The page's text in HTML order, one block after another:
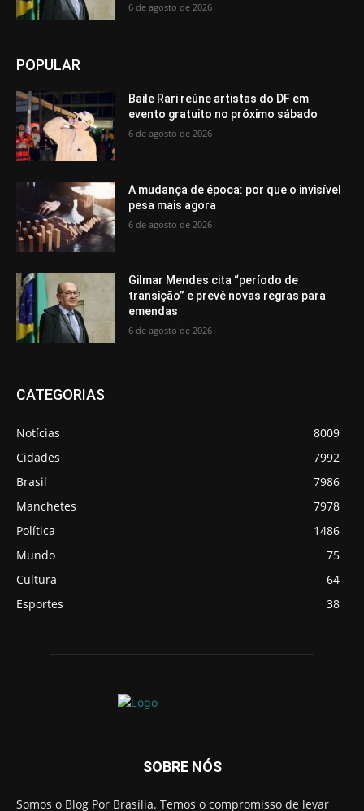
6 de agosto de 2026
POPULAR
Baile Rari reúne artistas do DF em
evento gratuito no próximo sábado
6 de agosto de 2026
A mudança de época: por que o invisível
pesa mais agora
6 de agosto de 2026
Gilmar Mendes cita “período de
transição” e prevê novas regras para
emendas
6 de agosto de 2026
CATEGORIAS
Notícias
8009
Cidades
7992
Brasil
7986
Manchetes
7978
Política
1486
Mundo
75
Cultura
64
Esportes
38
SOBRE NÓS
Somos o Blog Por Brasília. Temos o compromisso de levar